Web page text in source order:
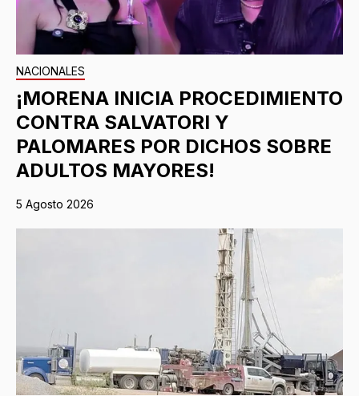
NACIONALES
¡MORENA INICIA PROCEDIMIENTO
CONTRA SALVATORI Y
PALOMARES POR DICHOS SOBRE
ADULTOS MAYORES!
5 Agosto 2026